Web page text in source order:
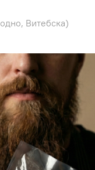
Витебска)